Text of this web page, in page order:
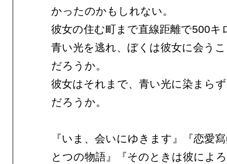
かったのかもしれない。
彼女の住む町まで直線距離で500キ
青い光を逃れ、ぼくは彼女に会う
だろうか。
彼女はそれまで、青い光に染まら
だろうか。
『いま、会いにゆきます』『恋愛
とつの物語』『そのときは彼によ